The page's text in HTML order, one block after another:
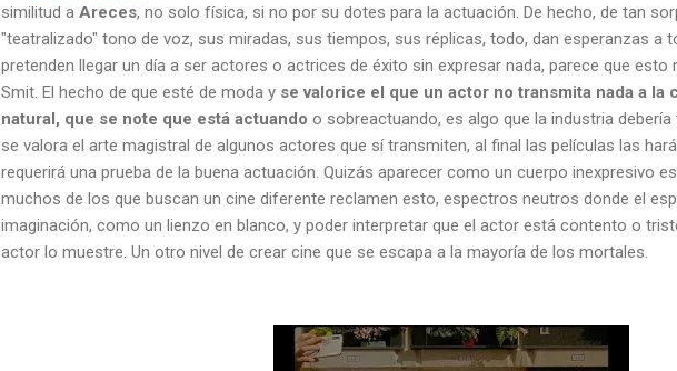
similitud a Areces, no solo física, si no por su dotes para la actuación. De hecho, de tan
"teatralizado" tono de voz, sus miradas, sus tiempos, sus réplicas, todo, dan esperanzas a
pretenden llegar un día a ser actores o actrices de éxito sin expresar nada, parece que esto
Smit. El hecho de que esté de moda y se valorice el que un actor no transmita nada a la
natural, que se note que está actuando o sobreactuando, es algo que la industria
se valora el arte magistral de algunos actores que sí transmiten, al final las películas las
requerirá una prueba de la buena actuación. Quizás aparecer como un cuerpo inexpresivo
muchos de los que buscan un cine diferente reclamen esto, espectros neutros donde el
imaginación, como un lienzo en blanco, y poder interpretar que el actor está contento o
actor lo muestre. Un otro nivel de crear cine que se escapa a la mayoría de los mortales.